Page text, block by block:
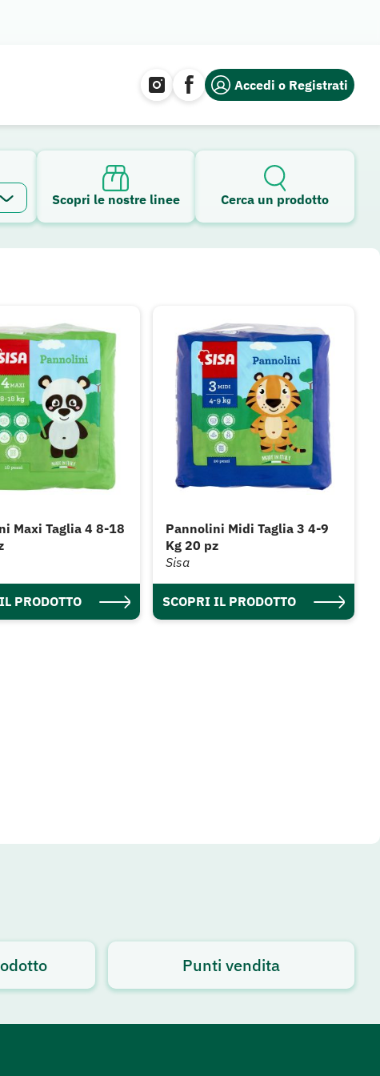
Accedi o Registrati
Scopri le nostre linee
Cerca un prodotto
Maxi Taglia 4 8-18
PRODOTTO
Pannolini Midi Taglia 3 4-9
Kg 20 pz
Sisa
SCOPRI IL PRODOTTO
Punti vendita